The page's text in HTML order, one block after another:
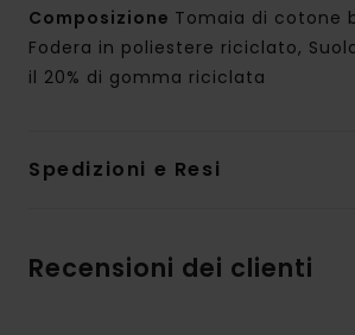
Composizione Tomaia di cotone
Fodera in poliestere riciclato,
il 20% di gomma riciclata
Spedizioni e Resi
Recensioni dei clienti